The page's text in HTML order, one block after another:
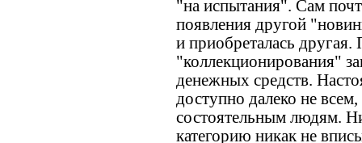
"на испытания". Сам
появления другой
и приобреталась другая.
"коллекционирования"
денежных средств.
доступно далеко не
состоятельным людям.
категорию никак не